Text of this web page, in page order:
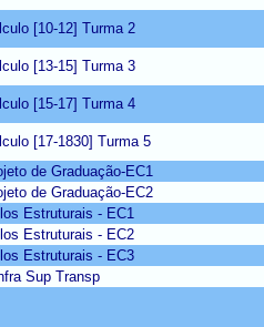
[10-12] Turma 2
[13-15] Turma 3
[15-17] Turma 4
[17-1830] Turma 5
de Graduação-EC1
de Graduação-EC2
Estruturais - EC1
Estruturais - EC2
Estruturais - EC3
Sup Transp